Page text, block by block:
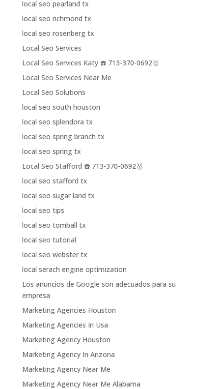
local seo pearland tx
local seo richmond tx
local seo rosenberg tx
Local Seo Services
Local Seo Services Katy ☎️ 713-370-0692🥇
Local Seo Services Near Me
Local Seo Solutions
local seo south houston
local seo splendora tx
local seo spring branch tx
local seo spring tx
Local Seo Stafford ☎️ 713-370-0692🥇
local seo stafford tx
local seo sugar land tx
local seo tips
local seo tomball tx
local seo tutorial
local seo webster tx
local serach engine optimization
Los anuncios de Google son adecuados para su
empresa
Marketing Agencies Houston
Marketing Agencies In Usa
Marketing Agency Houston
Marketing Agency In Arizona
Marketing Agency Near Me
Marketing Agency Near Me Alabama